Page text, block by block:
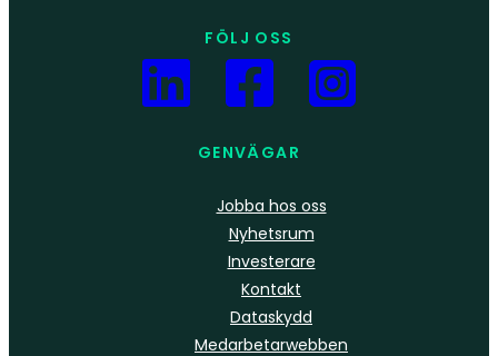
FÖLJ OSS
GENVÄGAR
Jobba hos oss
Nyhetsrum
Investerare
Kontakt
Dataskydd
Medarbetarwebben